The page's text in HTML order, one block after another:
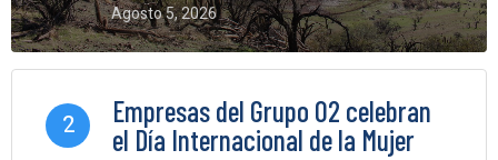
Agosto 5, 2026
0 Comments
2
Empresas del Grupo O2 celebran
el Día Internacional de la Mujer